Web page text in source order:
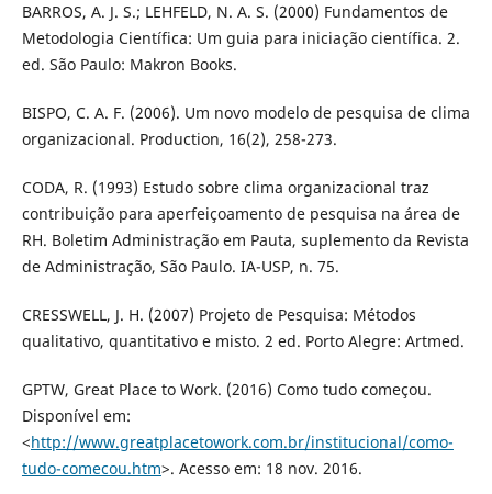
BARROS, A. J. S.; LEHFELD, N. A. S. (2000) Fundamentos de
Metodologia Científica: Um guia para iniciação científica. 2.
ed. São Paulo: Makron Books.
BISPO, C. A. F. (2006). Um novo modelo de pesquisa de clima
organizacional. Production, 16(2), 258-273.
CODA, R. (1993) Estudo sobre clima organizacional traz
contribuição para aperfeiçoamento de pesquisa na área de
RH. Boletim Administração em Pauta, suplemento da Revista
de Administração, São Paulo. IA-USP, n. 75.
CRESSWELL, J. H. (2007) Projeto de Pesquisa: Métodos
qualitativo, quantitativo e misto. 2 ed. Porto Alegre: Artmed.
GPTW, Great Place to Work. (2016) Como tudo começou.
Disponível em:
<http://www.greatplacetowork.com.br/institucional/como-
tudo-comecou.htm>. Acesso em: 18 nov. 2016.